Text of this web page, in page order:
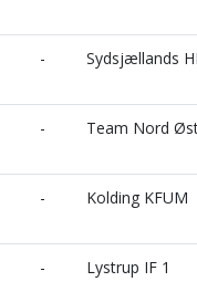
- Sydsjællands
- Team Nord
- Kolding KFUM
- Lystrup IF 1